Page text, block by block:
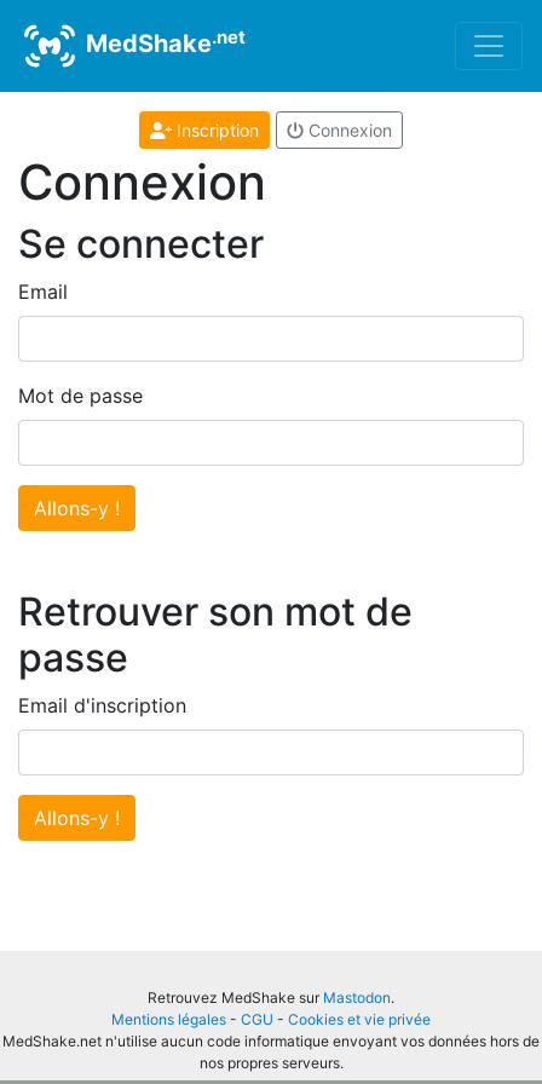
MedShake.net
Inscription Connexion
Connexion
Se connecter
Email
Mot de passe
Allons-y !
Retrouver son mot de
passe
Email d'inscription
Allons-y !
Retrouvez MedShake sur Mastodon.
Mentions légales - CGU - Cookies et vie privée
MedShake.net n'utilise aucun code informatique envoyant vos données hors de
nos propres serveurs.